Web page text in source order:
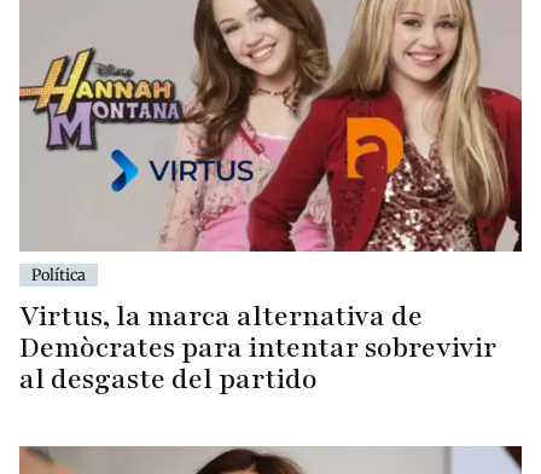
Política
Virtus, la marca alternativa de
Demòcrates para intentar sobrevivir
al desgaste del partido